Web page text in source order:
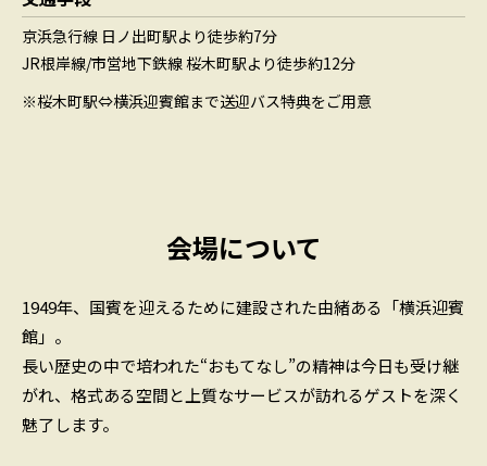
京浜急行線 日ノ出町駅より徒歩約7分
JR根岸線/市営地下鉄線 桜木町駅より徒歩約12分
※桜木町駅⇔横浜迎賓館まで送迎バス特典をご用意
会場について
1949年、国賓を迎えるために建設された由緒ある「横浜迎賓
館」。
長い歴史の中で培われた“おもてなし”の精神は今日も受け継
がれ、格式ある空間と上質なサービスが訪れるゲストを深く
魅了します。